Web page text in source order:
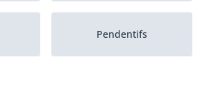
Pendentifs